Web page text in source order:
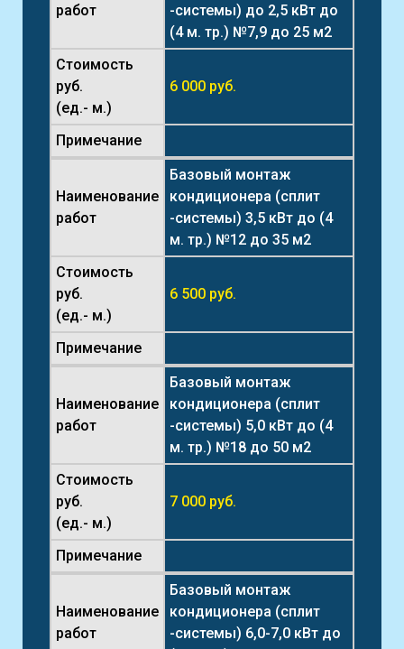
работ
-системы) до 2,5 кВт до
(4 м. тр.) №7,9 до 25 м2
Стоимость
руб.
(ед.- м.)
6 000 руб.
Примечание
Наименование
работ
Базовый монтаж
кондиционера (сплит
-системы) 3,5 кВт до (4
м. тр.) №12 до 35 м2
Стоимость
руб.
(ед.- м.)
6 500 руб.
Примечание
Наименование
работ
Базовый монтаж
кондиционера (сплит
-системы) 5,0 кВт до (4
м. тр.) №18 до 50 м2
Стоимость
руб.
(ед.- м.)
7 000 руб.
Примечание
Наименование
работ
Базовый монтаж
кондиционера (сплит
-системы) 6,0-7,0 кВт до